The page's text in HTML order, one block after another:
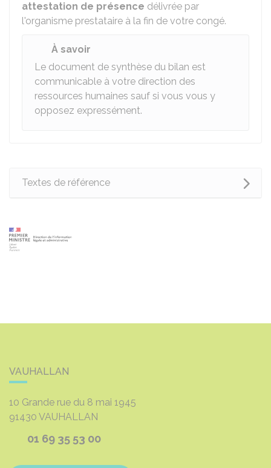
attestation de présence délivrée par
l'organisme prestataire à la fin de votre congé.
À savoir
Le document de synthèse du bilan est
communicable à votre direction des
ressources humaines sauf si vous vous y
opposez expressément.
Textes de référence
VAUHALLAN
10 Grande rue du 8 mai 1945
91430 VAUHALLAN
01 69 35 53 00